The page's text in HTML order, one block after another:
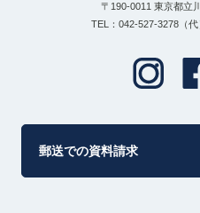
〒190-0011 東京都立
TEL：042-527-3278（
郵送での資料請求